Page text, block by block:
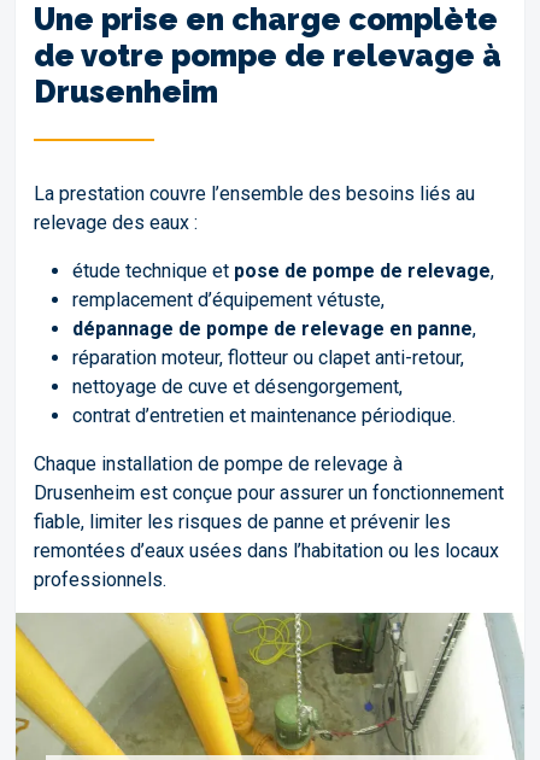
Une prise en charge complète
de votre pompe de relevage à
Drusenheim
La prestation couvre l’ensemble des besoins liés au
relevage des eaux :
étude technique et pose de pompe de relevage,
remplacement d’équipement vétuste,
dépannage de pompe de relevage en panne,
réparation moteur, flotteur ou clapet anti-retour,
nettoyage de cuve et désengorgement,
contrat d’entretien et maintenance périodique.
Chaque installation de pompe de relevage à
Drusenheim est conçue pour assurer un fonctionnement
fiable, limiter les risques de panne et prévenir les
remontées d’eaux usées dans l’habitation ou les locaux
professionnels.